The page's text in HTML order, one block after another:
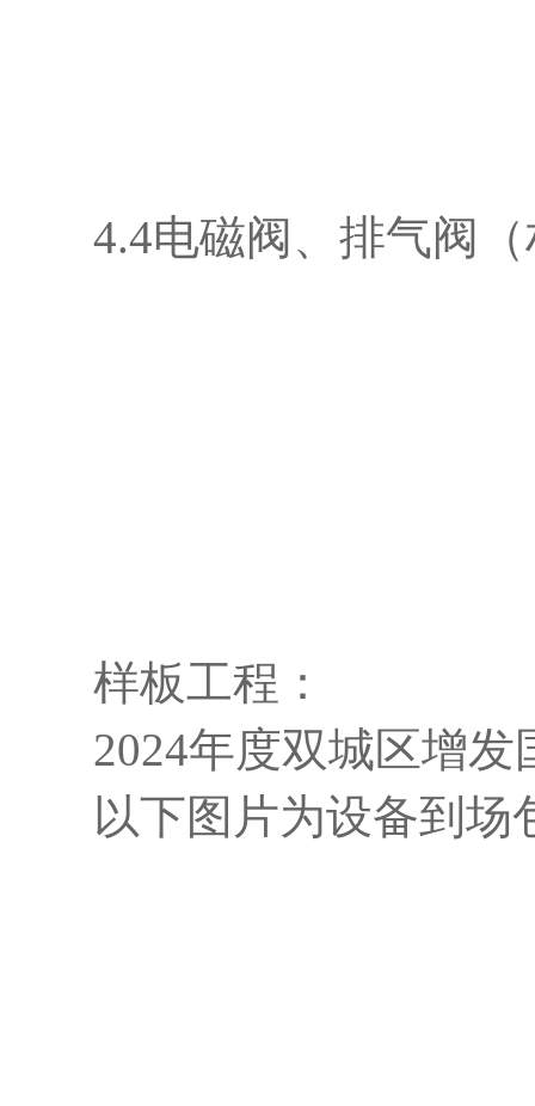
4.4电磁阀、排气阀（
样板工程：
2024年度双城区增发
以下图片为设备到场